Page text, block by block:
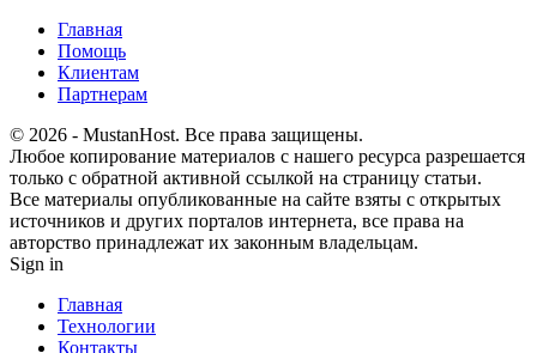
Главная
Помощь
Клиентам
Партнерам
© 2026 - MustanHost. Все права защищены.
Любое копирование материалов с нашего ресурса разрешается
только с обратной активной ссылкой на страницу статьи.
Все материалы опубликованные на сайте взяты с открытых
источников и других порталов интернета, все права на
авторство принадлежат их законным владельцам.
Sign in
Главная
Технологии
Контакты